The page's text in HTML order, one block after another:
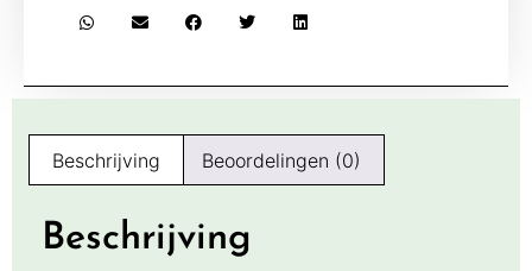
Beschrijving Beoordelingen (0)
Beschrijving